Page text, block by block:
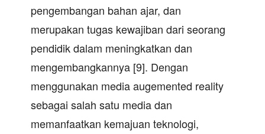
pengembangan bahan ajar, dan
merupakan tugas kewajiban dari seorang
pendidik dalam meningkatkan dan
mengembangkannya [9]. Dengan
menggunakan media augemented reality
sebagai salah satu media dan
memanfaatkan kemajuan teknologi,